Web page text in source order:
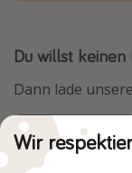
Du willst
Dann lade
Wir